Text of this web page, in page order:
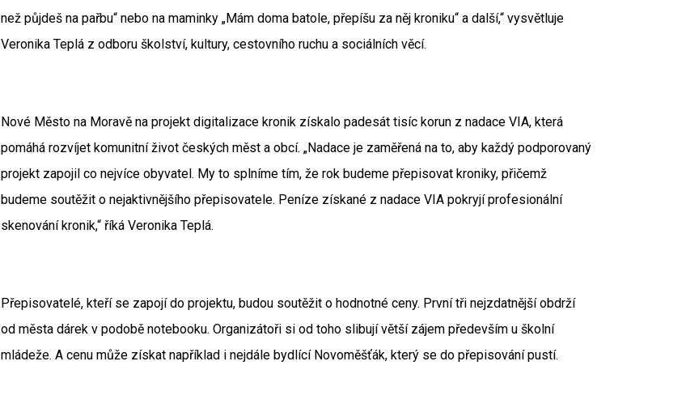
než půjdeš na pařbu“ nebo na maminky „Mám doma batole, přepíšu za něj kroniku“ a další,“ vysvětluje
Veronika Teplá z odboru školství, kultury, cestovního ruchu a sociálních věcí.
Nové Město na Moravě na projekt digitalizace kronik získalo padesát tisíc korun z nadace VIA, která
pomáhá rozvíjet komunitní život českých měst a obcí. „Nadace je zaměřená na to, aby každý podporovaný
projekt zapojil co nejvíce obyvatel. My to splníme tím, že rok budeme přepisovat kroniky, přičemž
budeme soutěžit o nejaktivnějšího přepisovatele. Peníze získané z nadace VIA pokryjí profesionální
skenování kronik,“ říká Veronika Teplá.
Přepisovatelé, kteří se zapojí do projektu, budou soutěžit o hodnotné ceny. První tři nejzdatnější obdrží
od města dárek v podobě notebooku. Organizátoři si od toho slibují větší zájem především u školní
mládeže. A cenu může získat například i nejdále bydlící Novoměšťák, který se do přepisování pustí.